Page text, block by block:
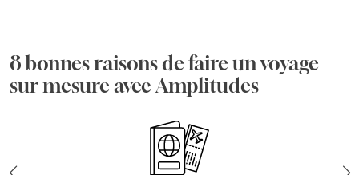
8 bonnes raisons de faire un voyage
sur mesure avec Amplitudes